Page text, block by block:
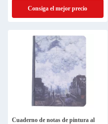
personalizado
Consiga el mejor precio
Cuaderno de notas de pintura al